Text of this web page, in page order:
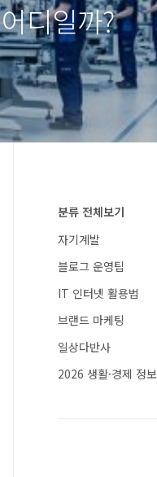
디일까?
분류 전체보기
자기계발
블로그 운영팁
IT 인터넷 활용법
브랜드 마케팅
일상다반사
2026 생활·경제 정보